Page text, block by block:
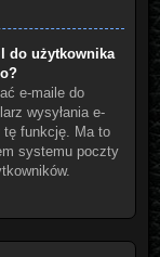
do użytkownika
e-maile do
wysyłania e-
tę funkcję. Ma to
systemu poczty